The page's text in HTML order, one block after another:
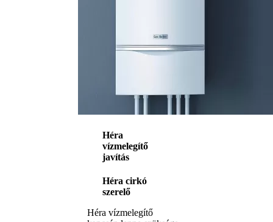
Héra
vízmelegítő
javítás
Héra cirkó
szerelő
Héra vízmelegítő